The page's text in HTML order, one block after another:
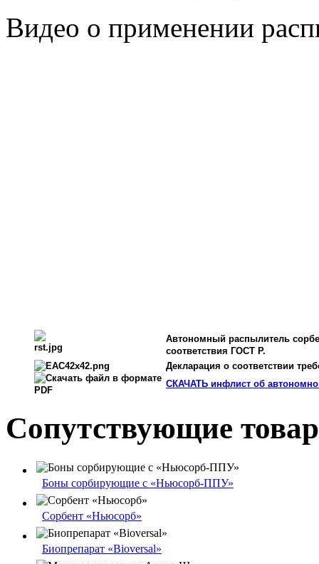
Видео о применении
Автономный распылитель
соответствия ГОСТ Р.
Декларация о соответствии
СКАЧАТЬ инфлист об
Сопутствующие
Боны сорбирующие с «Ньюсорб-ППУ»
Сорбент «Ньюсорб»
Биопрепарат «Bioversal»